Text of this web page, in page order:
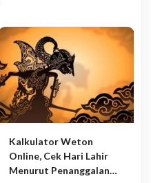
Kalkulator Weton
Online, Cek Hari Lahir
Menurut Penanggalan